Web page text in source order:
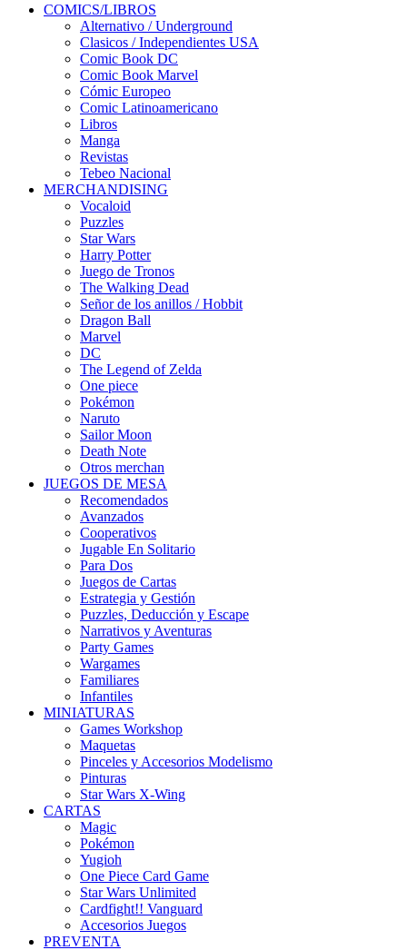
COMICS/LIBROS
Alternativo / Underground
Clasicos / Independientes USA
Comic Book DC
Comic Book Marvel
Cómic Europeo
Comic Latinoamericano
Libros
Manga
Revistas
Tebeo Nacional
MERCHANDISING
Vocaloid
Puzzles
Star Wars
Harry Potter
Juego de Tronos
The Walking Dead
Señor de los anillos / Hobbit
Dragon Ball
Marvel
DC
The Legend of Zelda
One piece
Pokémon
Naruto
Sailor Moon
Death Note
Otros merchan
JUEGOS DE MESA
Recomendados
Avanzados
Cooperativos
Jugable En Solitario
Para Dos
Juegos de Cartas
Estrategia y Gestión
Puzzles, Deducción y Escape
Narrativos y Aventuras
Party Games
Wargames
Familiares
Infantiles
MINIATURAS
Games Workshop
Maquetas
Pinceles y Accesorios Modelismo
Pinturas
Star Wars X-Wing
CARTAS
Magic
Pokémon
Yugioh
One Piece Card Game
Star Wars Unlimited
Cardfight!! Vanguard
Accesorios Juegos
PREVENTA